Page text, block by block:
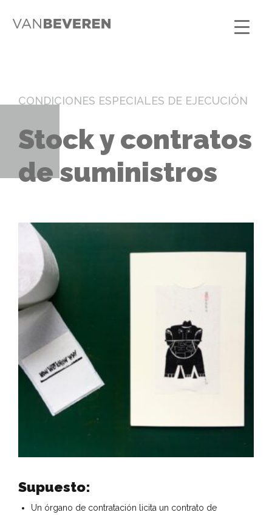
CONDICIONES ESPECIALES DE EJECUCIÓN
Stock y contratos
de suministros
Supuesto:
Un órgano de contratación licita un contrato de